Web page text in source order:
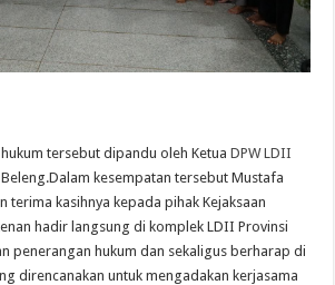
tersebut dipandu oleh KetuaDPW LDII
kesempatan tersebut Mustafa
terima kasihnya kepada pihak Kejaksaan
hadir langsung di komplek LDII Provinsi
penerangan hukum dan sekaligus berharap di
direncanakan untuk mengadakan kerjasama